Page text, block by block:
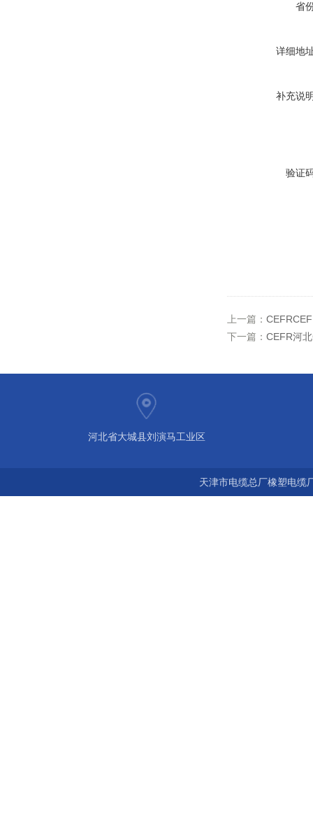
省
详细地
补充说
验证
上一篇：
下一篇： CEFR河
河北省大城县刘演马工业区
天津市电缆总厂橡塑电